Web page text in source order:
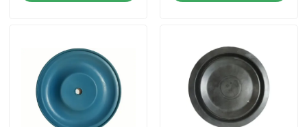
Über uns
Werksbesichtigung